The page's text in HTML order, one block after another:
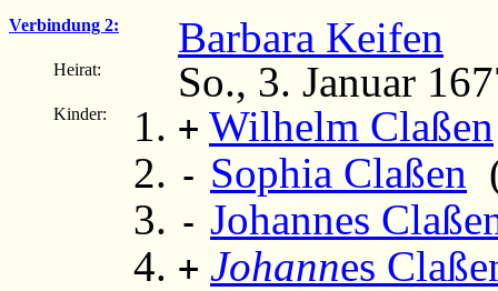
Verbindung 2: Barbara Keifen
Heirat: So., 3. Januar
Kinder: + Wilhelm Claßen
- Sophia Claßen
- Johannes
+ Johannes